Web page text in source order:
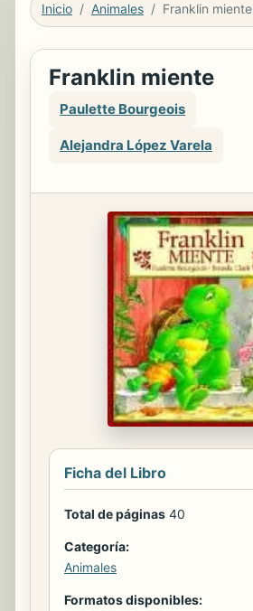
Inicio Animales Franklin miente
Franklin miente
Paulette Bourgeois
Alejandra López Varela
Ficha del Libro
Total de páginas 40
Categoría:
Animales
Formatos disponibles: